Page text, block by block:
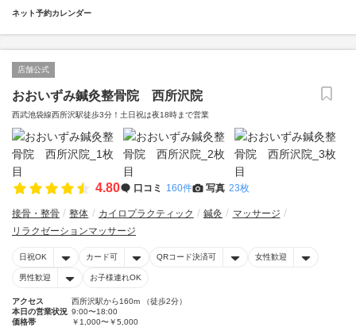
ネット予約カレンダー
店舗公式
おおいずみ鍼灸整骨院 西所沢院
西武池袋線西所沢駅徒歩3分！土日祝は夜18時まで営業
4.80 口コミ 160件 写真 23枚
接骨・整骨 整体 カイロプラクティック 鍼灸
マッサージ
リラクゼーションマッサージ
日祝OK カード可 QRコード決済可 女性歓迎
男性歓迎 お子様連れOK
アクセス
西所沢駅から160m （徒歩2分）
本日の営業状況 9:00〜18:00
価格帯
￥1,000〜￥5,000